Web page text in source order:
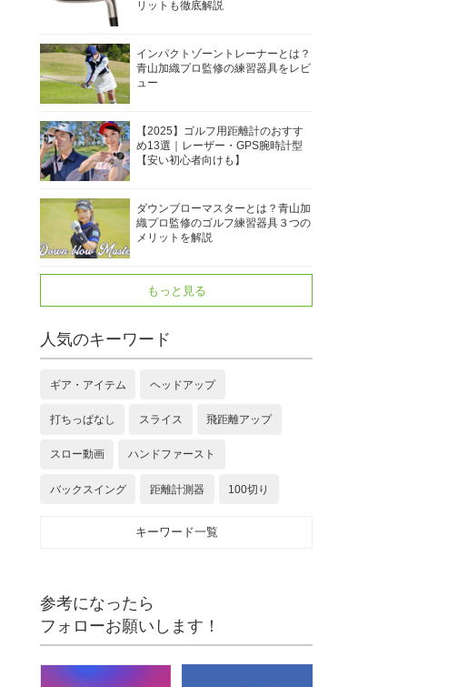
リットも徹底解説
インパクトゾーントレーナーとは？
青山加織プロ監修の練習器具をレビ
ュー
【2025】ゴルフ用距離計のおすす
め13選｜レーザー・GPS腕時計型
【安い初心者向けも】
ダウンブローマスターとは？青山加
織プロ監修のゴルフ練習器具３つの
メリットを解説
もっと見る
人気のキーワード
ギア・アイテム ヘッドアップ
打ちっぱなし スライス 飛距離アップ
スロー動画 ハンドファースト
バックスイング 距離計測器 100切り
キーワード一覧
参考になったら
フォローお願いします！